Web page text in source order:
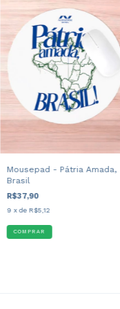
Mousepad - Pátria Amada,
Brasil
R$37,90
9 x de R$5,12